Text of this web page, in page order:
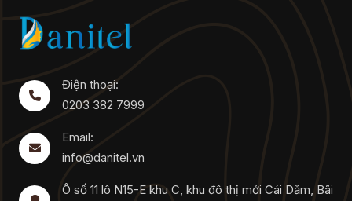
Điện thoại:
0203 382 7999
Email:
info@danitel.vn
Ô số 11 lô N15-E khu C, khu đô thị mới Cái Dăm, Bãi